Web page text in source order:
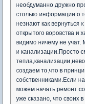
необдуманно дружно
столько информации о
незнают как вернуться
открытого воровства и
видимо ничему не учат.
и канализации.Просто
создаем то,что в
собственниками.Если
можем начать ремонт
уже сказано, что своих